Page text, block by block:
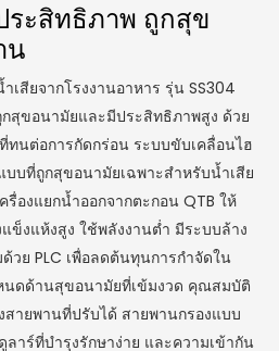
ระสิทธิภาพ ถูกสุข
น
เสียจากโรงงานอาหาร รุ่น SS304
กสุขอนามัยและมีประสิทธิภาพสูง ด้วย
ทนต่อการกัดกร่อน ระบบขับเคลื่อนไฮ
บที่ถูกสุขอนามัยเฉพาะสำหรับน้ำเสีย
รื่องแยกน้ำออกจากตะกอน QTB ให้
ข็งแห้งสูง ใช้พลังงานต่ำ มีระบบล้าง
ย PLC เพื่อลดต้นทุนการกำจัดใน
ดด้านสุขอนามัยที่เข้มงวด คุณสมบัติ
ายพานที่ปรับได้ สายพานกรองแบบ
ลาร์ที่บำรุงรักษาง่าย และความเข้ากัน